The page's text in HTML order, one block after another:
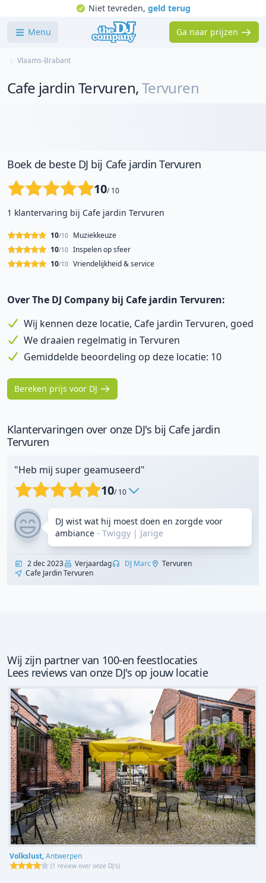
Niet tevreden, geld terug
Menu Ga naar prijzen
Vlaams-Brabant
Cafe jardin Tervuren,Tervuren
Boek de beste DJ bij Cafe jardin Tervuren
10/ 10
1 klantervaring bij Cafe jardin Tervuren
Muziekkeuze
10/10
Inspelen op sfeer
10/10
Vriendelijkheid & service
10/10
Over The DJ Company bij Cafe jardin Tervuren:
Wij kennen deze locatie, Cafe jardin Tervuren, goed
We draaien regelmatig in Tervuren
Gemiddelde beoordeling op deze locatie: 10
Bereken prijs voor DJ
Klantervaringen over onze DJ's bij Cafe jardin
Tervuren
"Heb mij super geamuseerd"
10/ 10
DJ wist wat hij moest doen en zorgde voor
ambiance - Twiggy | Jarige
2 dec 2023 Verjaardag DJ Marc
Tervuren
Cafe Jardin Tervuren
Wij zijn partner van 100-en feestlocaties
Lees reviews van onze DJ's op jouw locatie
Volkslust,Antwerpen
(1 review over onze DJ's)